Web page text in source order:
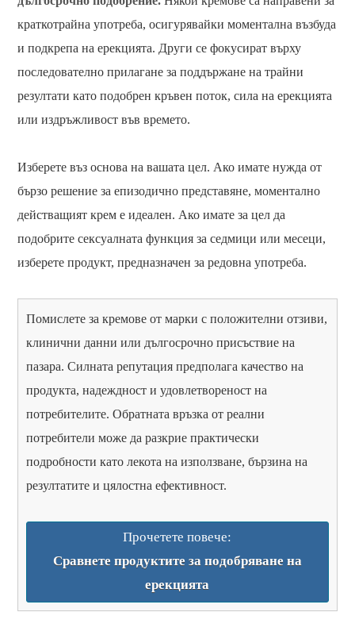
краткотрайна употреба, осигурявайки моментална възбуда
и подкрепа на ерекцията. Други се фокусират върху
последователно прилагане за поддържане на трайни
резултати като подобрен кръвен поток, сила на ерекцията
или издръжливост във времето.
Изберете въз основа на вашата цел. Ако имате нужда от
бързо решение за епизодично представяне, моментално
действащият крем е идеален. Ако имате за цел да
подобрите сексуалната функция за седмици или месеци,
изберете продукт, предназначен за редовна употреба.
Помислете за кремове от марки с положителни отзиви,
клинични данни или дългосрочно присъствие на
пазара. Силната репутация предполага качество на
продукта, надеждност и удовлетвореност на
потребителите. Обратната връзка от реални
потребители може да разкрие практически
подробности като лекота на използване, бързина на
резултатите и цялостна ефективност.
Прочетете повече:
Сравнете продуктите за подобряване на
ерекцията